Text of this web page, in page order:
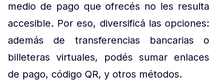
medio de pago que ofrecés no les resulta
accesible. Por eso, diversificá las opciones:
además de transferencias bancarias o
billeteras virtuales, podés sumar enlaces
de pago, código QR, y otros métodos.